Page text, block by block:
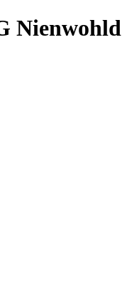
Nienwohld